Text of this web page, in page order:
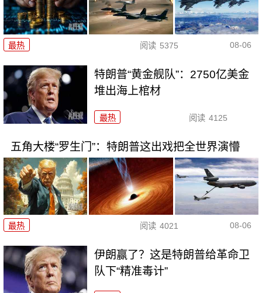
最热 阅读 5375 08-06
特朗普“黄金舰队”：2750亿美金
堆出海上棺材
最热 阅读 4125
五角大楼“罗生门”：特朗普这出戏把全世界演懵
最热 阅读 4021 08-06
伊朗赢了？这是特朗普给革命卫
队下“精准毒计”